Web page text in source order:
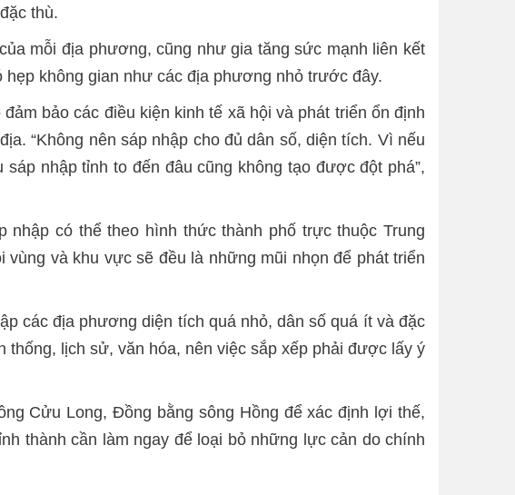
thù.
mỗi địa phương, cũng như gia tăng sức mạnh liên kết
không gian như các địa phương nhỏ trước đây.
bảo các điều kiện kinh tế xã hội và phát triển ổn định
“Không nên sáp nhập cho đủ dân số, diện tích. Vì nếu
nhập tỉnh to đến đâu cũng không tạo được đột phá”,
có thể theo hình thức thành phố trực thuộc Trung
và khu vực sẽ đều là những mũi nhọn để phát triển
các địa phương diện tích quá nhỏ, dân số quá ít và đặc
lịch sử, văn hóa, nên việc sắp xếp phải được lấy ý
Cửu Long, Đồng bằng sông Hồng để xác định lợi thế,
thành cần làm ngay để loại bỏ những lực cản do chính